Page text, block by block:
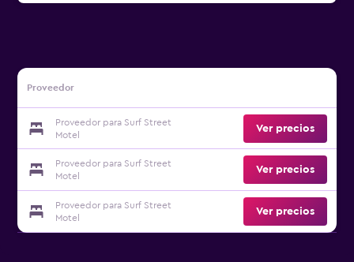
Proveedor
Proveedor para Surf Street
Motel
Ver precios
Proveedor para Surf Street
Motel
Ver precios
Proveedor para Surf Street
Motel
Ver precios